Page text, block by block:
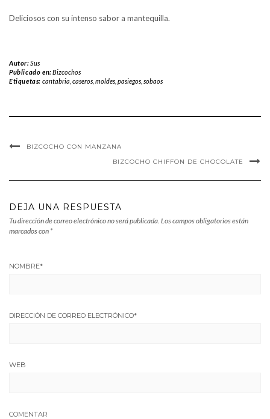
Deliciosos con su intenso sabor a mantequilla.
Autor:Sus
Publicado en:Bizcochos
Etiquetas: cantabria caseros, moldes, pasiegos, sobaos
BIZCOCHO CON MANZANA
BIZCOCHO CHIFFON DE CHOCOLATE
DEJA UNA RESPUESTA
Tu dirección de correo electrónico no será publicada. Los campos obligatorios están
marcados con *
NOMBRE*
DIRECCIÓN DE CORREO ELECTRÓNICO*
WEB
COMENTAR